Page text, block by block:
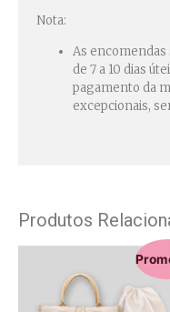
Produtos
Nota:
As encomendas
de 7 a 10 dias
pagamento da
excepcionais,